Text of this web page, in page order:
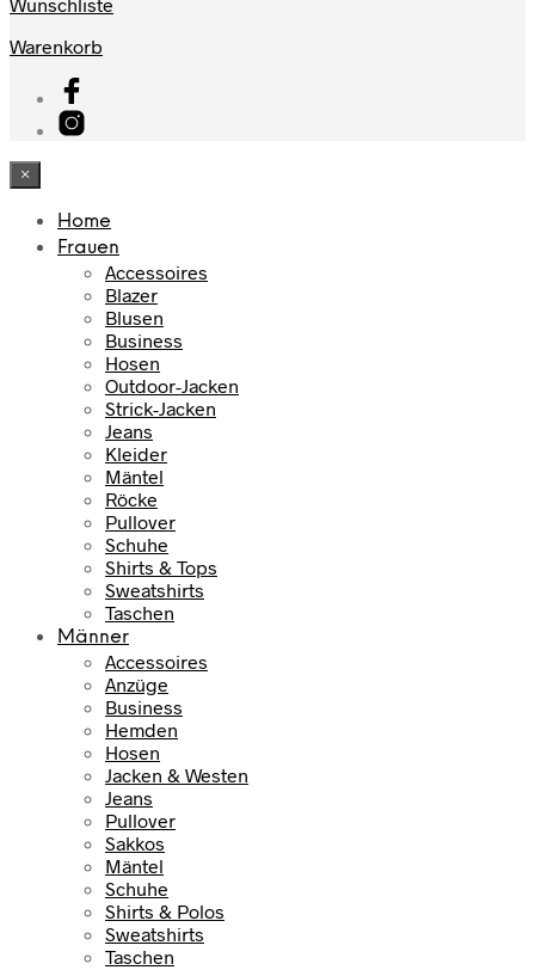
Warenkorb
×
Home
Frauen
Accessoires
Blazer
Blusen
Business
Hosen
Outdoor-Jacken
Strick-Jacken
Jeans
Kleider
Mäntel
Röcke
Pullover
Schuhe
Shirts & Tops
Sweatshirts
Taschen
Männer
Accessoires
Anzüge
Business
Hemden
Hosen
Jacken & Westen
Jeans
Pullover
Sakkos
Mäntel
Schuhe
Shirts & Polos
Sweatshirts
Taschen